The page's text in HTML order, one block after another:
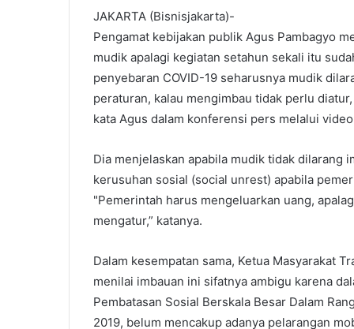
JAKARTA (Bisnisjakarta)-
Pengamat kebijakan publik Agus Pambagyo
mudik apalagi kegiatan setahun sekali itu
penyebaran COVID-19 seharusnya mudik
peraturan, kalau mengimbau tidak perlu
kata Agus dalam konferensi pers melalui
Dia menjelaskan apabila mudik tidak dilarang
kerusuhan sosial (social unrest) apabila
"Pemerintah harus mengeluarkan uang,
mengatur,” katanya.
Dalam kesempatan sama, Ketua Masyarakat
menilai imbauan ini sifatnya ambigu karena
Pembatasan Sosial Berskala Besar Dalam
2019, belum mencakup adanya pelarangan